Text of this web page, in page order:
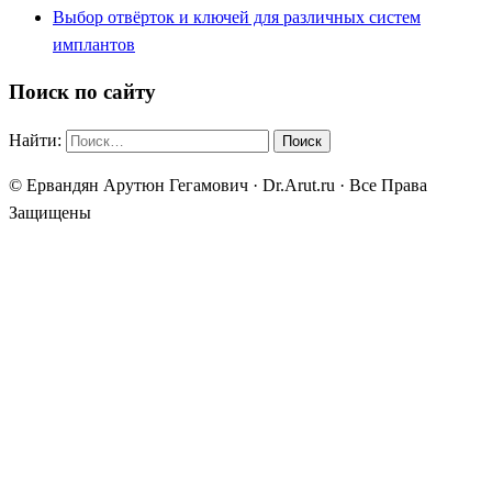
Выбор отвёрток и ключей для различных систем
имплантов
Поиск по сайту
Найти:
© Ервандян Арутюн Гегамович · Dr.Arut.ru · Все Права
Защищены